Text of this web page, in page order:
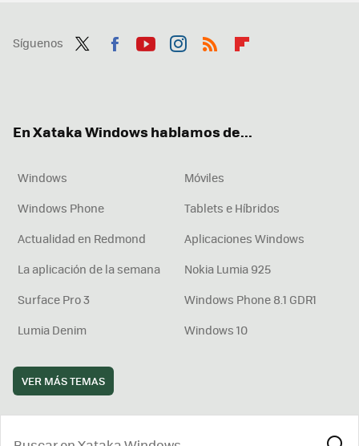
Síguenos
En Xataka Windows hablamos de...
Windows
Móviles
Windows Phone
Tablets e Híbridos
Actualidad en Redmond
Aplicaciones Windows
La aplicación de la semana
Nokia Lumia 925
Surface Pro 3
Windows Phone 8.1 GDR1
Lumia Denim
Windows 10
VER MÁS TEMAS